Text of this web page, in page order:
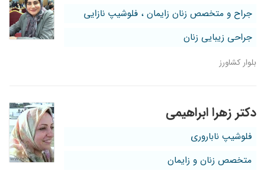
جراح و متخصص زنان زایمان ، فلوشیپ نازایی
جراحی زیبایی زنان
بلوار کشاورز
دکتر زهرا ابراهیمی
فلوشیپ ناباروری
متخصص زنان و زایمان